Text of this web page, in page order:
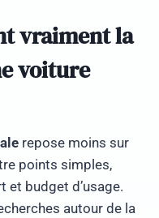
vraiment la
voiture
repose moins sur
points simples,
et budget d’usage.
autour de la